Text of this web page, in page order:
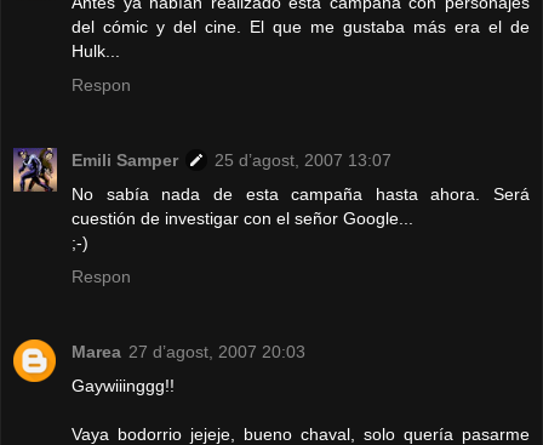
del cómic y del cine. El que me gustaba más era el de
Hulk...
Respon
Emili Samper
25 d’agost, 2007 13:07
No sabía nada de esta campaña hasta ahora. Será
cuestión de investigar con el señor Google...
;-)
Respon
Marea 27 d’agost, 2007 20:03
Gaywiiinggg!!
Vaya bodorrio jejeje, bueno chaval, solo quería pasarme